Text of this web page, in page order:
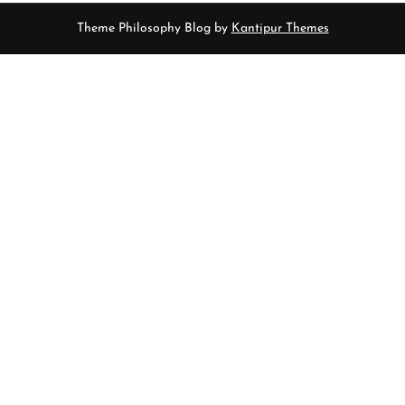
Theme Philosophy Blog by Kantipur Themes